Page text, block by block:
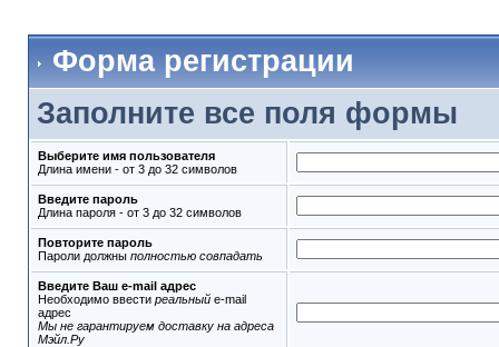
Форма регистрации
Заполните все поля формы
Выберите имя пользователя
Длина имени - от 3 до 32 символов
Введите пароль
Длина пароля - от 3 до 32 символов
Повторите пароль
Пароли должны полностью совпадать
Введите Ваш e-mail адрес
Необходимо ввести реальныйe-mail
адрес
Мы не гарантируем доставку на адреса
Мэйл.Ру